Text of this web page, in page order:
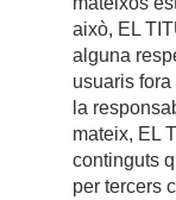
això, EL
alguna
usuaris
la
mateix, EL
continguts
per tercers